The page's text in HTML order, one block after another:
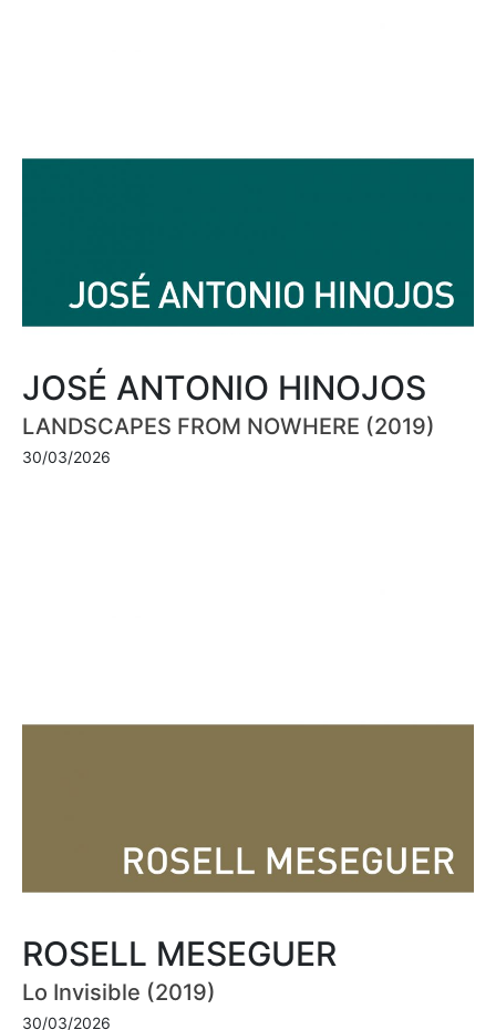
JOSÉ ANTONIO HINOJOS
LANDSCAPES FROM NOWHERE (2019)
30/03/2026
ROSELL MESEGUER
Lo Invisible (2019)
30/03/2026